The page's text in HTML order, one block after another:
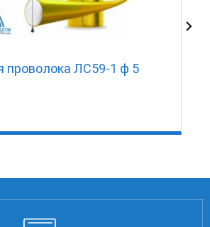
проволока ЛС59-1 ф 5